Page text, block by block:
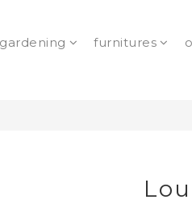
gardening furnitures